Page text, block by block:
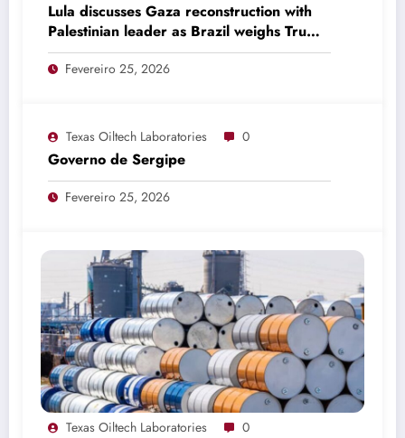
Lula discusses Gaza reconstruction with
Palestinian leader as Brazil weighs Trump
invitation
Fevereiro 25, 2026
Texas Oiltech Laboratories 0
Governo de Sergipe
Fevereiro 25, 2026
Texas Oiltech Laboratories 0